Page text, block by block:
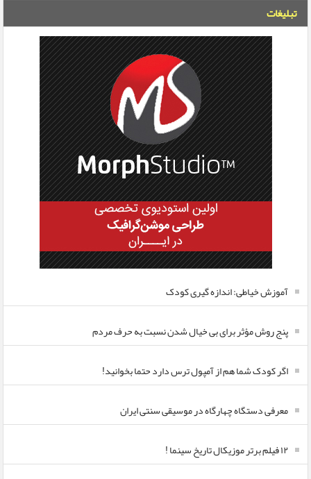
تبلیغات
آموزش خیاطی: اندازه گیری کودک
پنج روش مؤثر برای بی خیال شدن نسبت به حرف مردم
اگر کودک شما هم از آمپول ترس دارد حتما بخوانید!
معرفی دستگاه چهارگاه در موسیقی سنتی ایران
۱۲ فیلم برتر موزیکال تاریخ سینما !